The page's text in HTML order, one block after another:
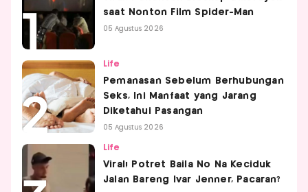
saat Nonton Film Spider-Man
05 Agustus 2026
Life
Pemanasan Sebelum Berhubungan
Seks, Ini Manfaat yang Jarang
Diketahui Pasangan
05 Agustus 2026
Life
Viral! Potret Baila No Na Keciduk
Jalan Bareng Ivar Jenner, Pacaran?